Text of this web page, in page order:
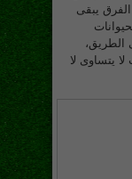
يبقى
الطريق،
يتساوى لا